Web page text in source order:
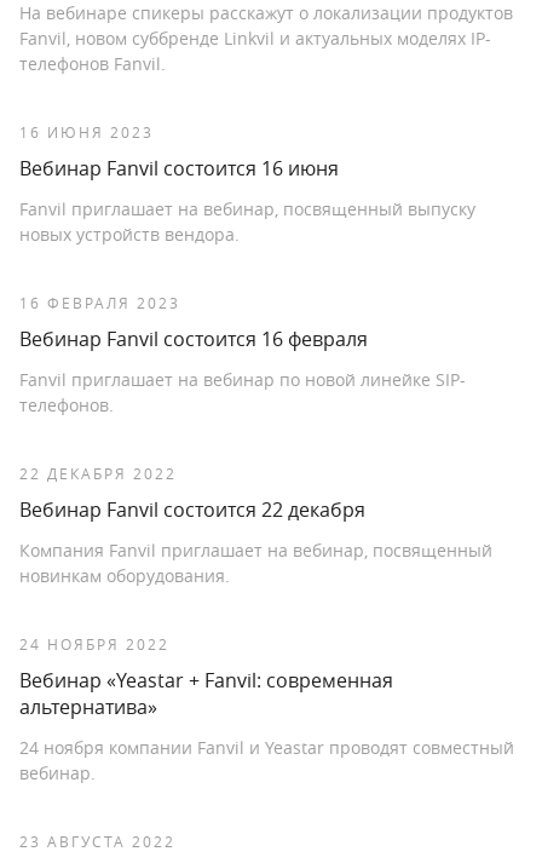
На вебинаре спикеры расскажут о локализации продуктов
Fanvil, новом суббренде Linkvil и актуальных моделях IP-
телефонов Fanvil.
16 ИЮНЯ 2023
Вебинар Fanvil состоится 16 июня
Fanvil приглашает на вебинар, посвященный выпуску
новых устройств вендора.
16 ФЕВРАЛЯ 2023
Вебинар Fanvil состоится 16 февраля
Fanvil приглашает на вебинар по новой линейке SIP-
телефонов.
22 ДЕКАБРЯ 2022
Вебинар Fanvil состоится 22 декабря
Компания Fanvil приглашает на вебинар, посвященный
новинкам оборудования.
24 НОЯБРЯ 2022
Вебинар «Yeastar + Fanvil: современная
альтернатива»
24 ноября компании Fanvil и Yeastar проводят совместный
вебинар.
23 АВГУСТА 2022